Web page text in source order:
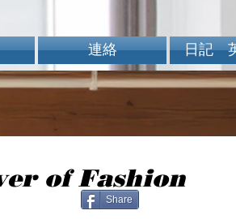
連絡 日記
of Fashion
Share